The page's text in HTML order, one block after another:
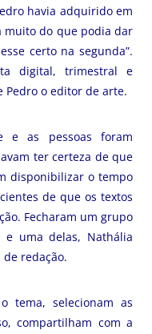
havia adquirido em
muito do que podia dar
certo na segunda”.
digital, trimestral e
Pedro o editor de arte.
e as pessoas foram
ter certeza de que
disponibilizar o tempo
de que os textos
Fecharam um grupo
e uma delas, Nathália
redação.
tema, selecionam as
compartilham com a